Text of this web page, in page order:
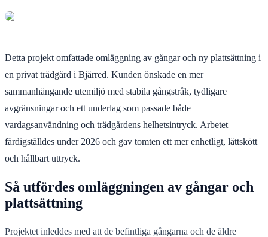
Detta projekt omfattade omläggning av gångar och ny plattsättning i
en privat trädgård i Bjärred. Kunden önskade en mer
sammanhängande utemiljö med stabila gångstråk, tydligare
avgränsningar och ett underlag som passade både
vardagsanvändning och trädgårdens helhetsintryck. Arbetet
färdigställdes under 2026 och gav tomten ett mer enhetligt, lättskött
och hållbart uttryck.
Så utfördes omläggningen av gångar och
plattsättning
Projektet inleddes med att de befintliga gångarna och de äldre